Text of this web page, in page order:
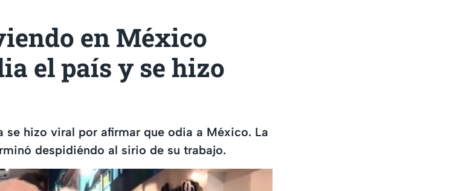
en México
el país y se hizo
se hizo viral por afirmar que odia a México. La
despidiéndo al sirio de su trabajo.